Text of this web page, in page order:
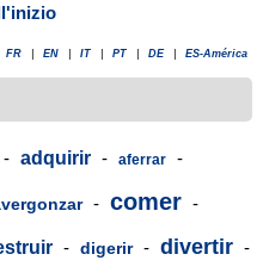
FR EN IT PT DE ES-América
- adquirir - aferrar -
- comer -
- digerir - divertir -